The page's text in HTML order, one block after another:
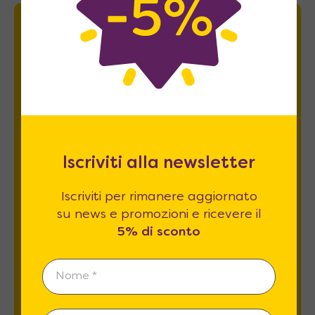
Newsletter
Iscriviti per rimanere aggiornato su news
privacy *
REGISTRATI
Iscriviti alla newsletter
Iscriviti per rimanere aggiornato
su news e promozioni e ricevere il
5% di sconto